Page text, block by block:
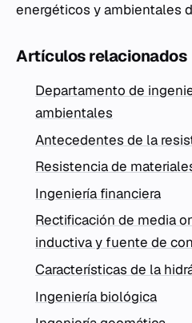
energéticos y ambientales
Artículos relacionados
Departamento de
ambientales
Antecedentes de la
Resistencia de
Ingeniería financiera
Rectificación de media
inductiva y fuente de
Características de la
Ingeniería biológica